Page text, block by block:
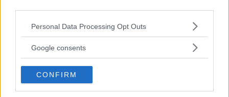
Please note that this website/app uses one or more Google
not limited to your visit or usage behaviour. You may click to
use your data for below specified purposes in below Google
consent section.
Personal Data Processing Opt Outs
Google consents
CONFIRM